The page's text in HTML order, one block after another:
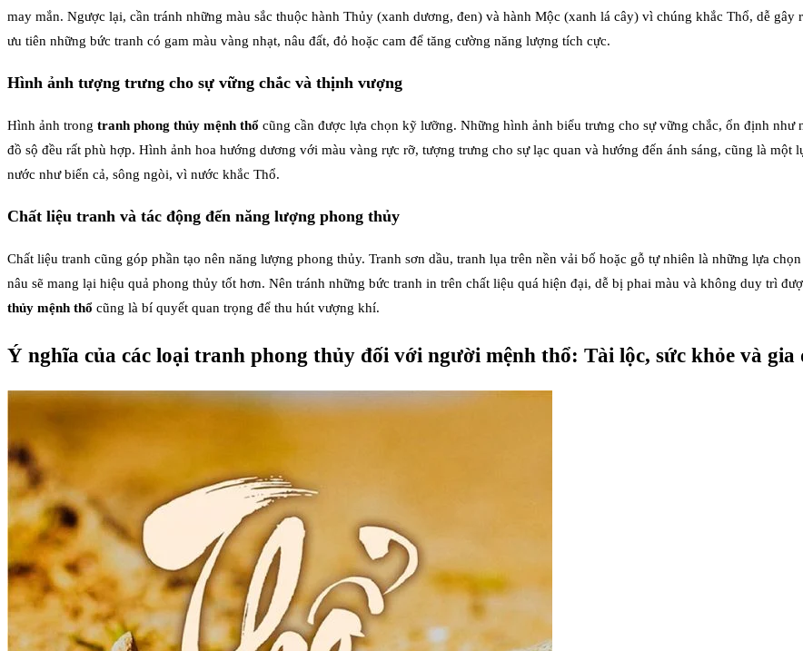
may mắn. Ngược lại, cần tránh những màu sắc thuộc hành Thủy (xanh dương, đen) và hành Mộc (xanh lá cây) vì chúng khắc Thổ, dễ
ưu tiên những bức tranh có gam màu vàng nhạt, nâu đất, đỏ hoặc cam để tăng cường năng lượng tích cực.
Hình ảnh tượng trưng cho sự vững chắc và thịnh vượng
Hình ảnh trong tranh phong thủy mệnh thổ cũng cần được lựa chọn kỹ lưỡng. Những hình ảnh biểu trưng cho sự vững chắc, ổn định
đồ sộ đều rất phù hợp. Hình ảnh hoa hướng dương với màu vàng rực rỡ, tượng trưng cho sự lạc quan và hướng đến ánh sáng, cũng là
nước như biển cả, sông ngòi, vì nước khắc Thổ.
Chất liệu tranh và tác động đến năng lượng phong thủy
Chất liệu tranh cũng góp phần tạo nên năng lượng phong thủy. Tranh sơn dầu, tranh lụa trên nền vải bố hoặc gỗ tự nhiên là những lựa
nâu sẽ mang lại hiệu quả phong thủy tốt hơn. Nên tránh những bức tranh in trên chất liệu quá hiện đại, dễ bị phai màu và không duy trì
thủy mệnh thổ cũng là bí quyết quan trọng để thu hút vượng khí.
Ý nghĩa của các loại tranh phong thủy đối với người mệnh thổ: Tài lộc, sức khỏe và gia